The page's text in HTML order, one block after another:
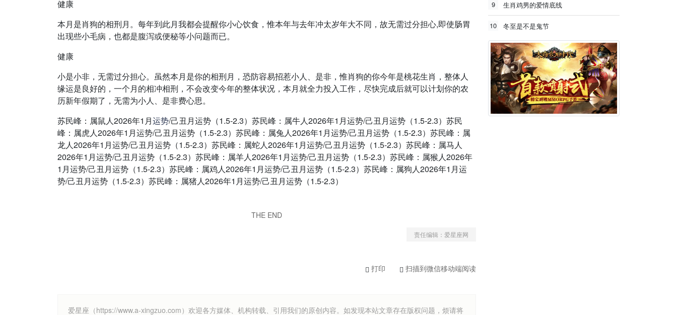
健康
本月是肖狗的相刑月。每年到此月我都会提醒你小心饮食，惟本年与去年冲太岁年大不同，故无需过分担心,即使肠胃
出现些小毛病，也都是腹泻或便秘等小问题而已。
健康
小是小非，无需过分担心。虽然本月是你的相刑月，恐防容易招惹小人、是非，惟肖狗的你今年是桃花生肖，整体人
缘运是良好的，一个月的相冲相刑，不会改变今年的整体状况，本月就全力投入工作，尽快完成后就可以计划你的农
历新年假期了，无需为小人、是非费心思。
苏民峰：属鼠人2026年1月运势/己丑月运势（1.5-2.3）苏民峰：属牛人2026年1月运势/己丑月运势（1.5-2.3）苏民
峰：属虎人2026年1月运势/己丑月运势（1.5-2.3）苏民峰：属兔人2026年1月运势/己丑月运势（1.5-2.3）苏民峰：属
龙人2026年1月运势/己丑月运势（1.5-2.3）苏民峰：属蛇人2026年1月运势/己丑月运势（1.5-2.3）苏民峰：属马人
2026年1月运势/己丑月运势（1.5-2.3）苏民峰：属羊人2026年1月运势/己丑月运势（1.5-2.3）苏民峰：属猴人2026年
1月运势/己丑月运势（1.5-2.3）苏民峰：属鸡人2026年1月运势/己丑月运势（1.5-2.3）苏民峰：属狗人2026年1月运
势/己丑月运势（1.5-2.3）苏民峰：属猪人2026年1月运势/己丑月运势（1.5-2.3）
THE END
责任编辑：爱星座网
打印 扫描到微信移动端阅读
爱星座（https://www.a-xingzuo.com）欢迎各方媒体、机构转载、引用我们的原创内容。如发现本站文章存在版权问题，烦请将
9 生肖鸡男的爱情底线
10 冬至是不是鬼节